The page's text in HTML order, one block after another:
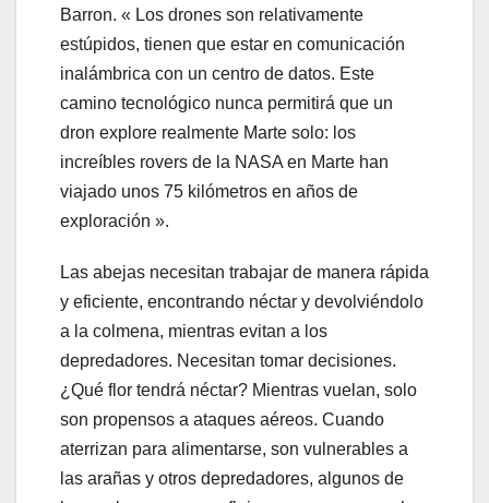
Barron. « Los drones son relativamente
estúpidos, tienen que estar en comunicación
inalámbrica con un centro de datos. Este
camino tecnológico nunca permitirá que un
dron explore realmente Marte solo: los
increíbles rovers de la NASA en Marte han
viajado unos 75 kilómetros en años de
exploración ».
Las abejas necesitan trabajar de manera rápida
y eficiente, encontrando néctar y devolviéndolo
a la colmena, mientras evitan a los
depredadores. Necesitan tomar decisiones.
¿Qué flor tendrá néctar? Mientras vuelan, solo
son propensos a ataques aéreos. Cuando
aterrizan para alimentarse, son vulnerables a
las arañas y otros depredadores, algunos de